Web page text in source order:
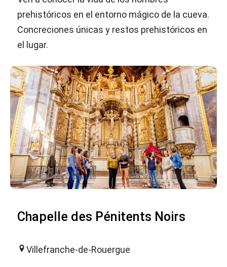
prehistóricos en el entorno mágico de la cueva.
Concreciones únicas y restos prehistóricos en
el lugar.
Chapelle des Pénitents Noirs
Villefranche-de-Rouergue